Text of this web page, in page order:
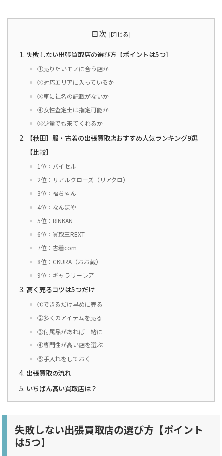
目次
失敗しない出張買取店の選び方【ポイントは5つ】
①売りたいモノに合う店か
②対応エリアに入っているか
③車に社名の記載がないか
④女性査定士は指定可能か
⑤少量でも来てくれるか
【秋田】服・古着の出張買取店おすすめ人気ランキング9選
【比較】
1位：バイセル
2位：リアルクローズ（リアクロ）
3位：福ちゃん
4位：なんぼや
5位：RINKAN
6位：買取王REXT
7位：古着com
8位：OKURA（おお蔵）
9位：ギャラリーレア
高く売るコツは5つだけ
①できるだけ早めに売る
②多くのアイテムを売る
③付属品があれば一緒に
④専門性が高い店を選ぶ
⑤手入れをしておく
出張買取の流れ
いちばん高い買取店は？
失敗しない出張買取店の選び方【ポイント
は5つ】